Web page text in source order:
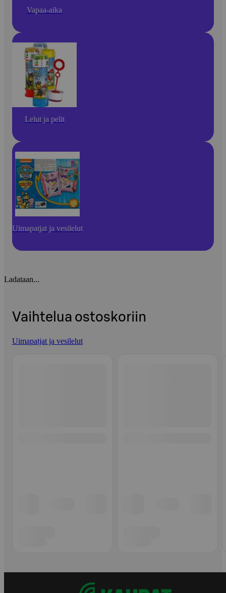
Vapaa-aika
Lelut ja pelit
Uimapatjat ja vesilelut
Ladataan...
Vaihtelua ostoskoriin
Uimapatjat ja vesilelut